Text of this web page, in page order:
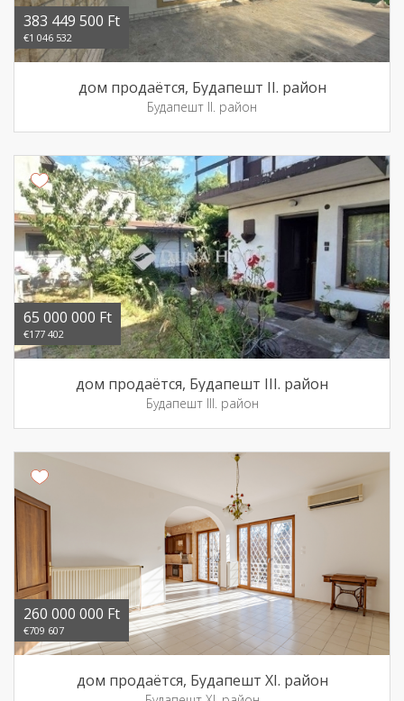
383 449 500 Ft
€1 046 532
дом продаётся, Будапешт II. район
Будапешт II. район
65 000 000 Ft
€177 402
дом продаётся, Будапешт III. район
Будапешт III. район
260 000 000 Ft
€709 607
дом продаётся, Будапешт XI. район